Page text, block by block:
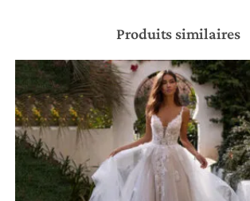
Produits similaires